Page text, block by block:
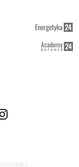
COOKIES